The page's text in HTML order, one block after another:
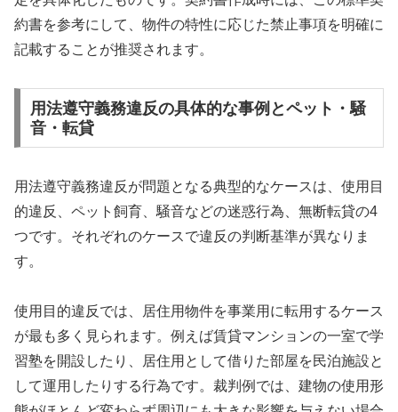
約書を参考にして、物件の特性に応じた禁止事項を明確に
記載することが推奨されます。
用法遵守義務違反の具体的な事例とペット・騒
音・転貸
用法遵守義務違反が問題となる典型的なケースは、使用目
的違反、ペット飼育、騒音などの迷惑行為、無断転貸の4
つです。それぞれのケースで違反の判断基準が異なりま
す。
使用目的違反では、居住用物件を事業用に転用するケース
が最も多く見られます。例えば賃貸マンションの一室で学
習塾を開設したり、居住用として借りた部屋を民泊施設と
して運用したりする行為です。裁判例では、建物の使用形